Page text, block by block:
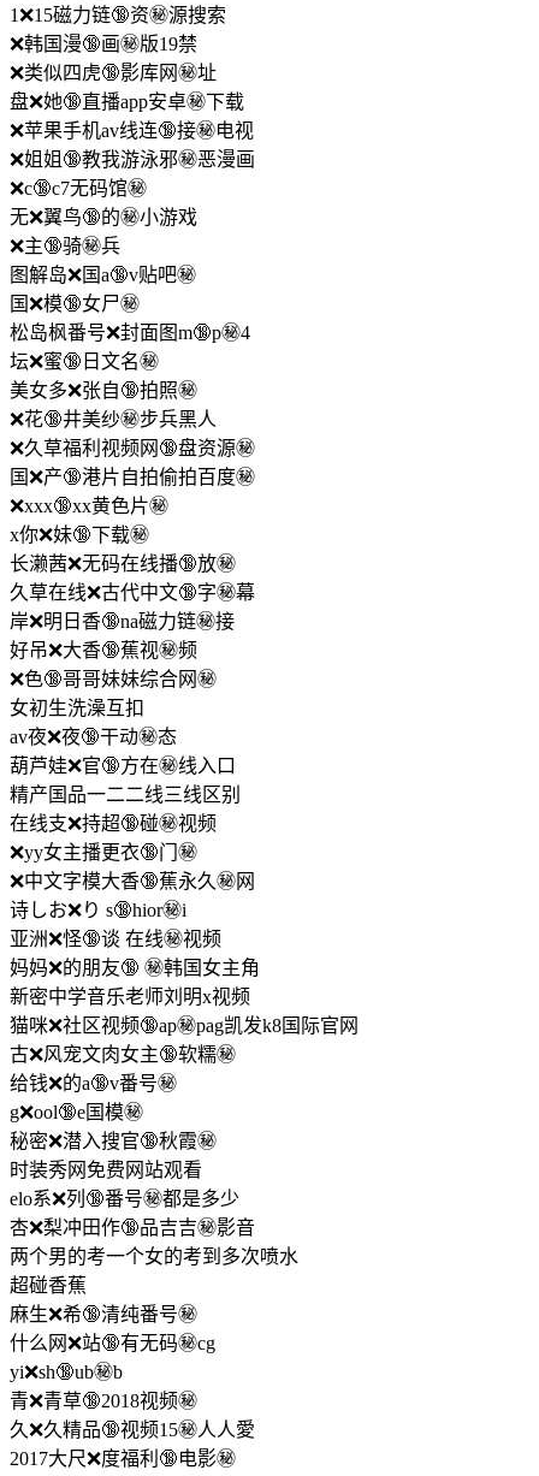
1❌15磁力链🔞资㊙️源搜索
❌韩国漫🔞画㊙️版19禁
❌类似四虎🔞影库网㊙️址
盘❌她🔞直播app安卓㊙️下载
❌苹果手机av线连🔞接㊙️电视
❌姐姐🔞教我游泳邪㊙️恶漫画
❌c🔞c7无码馆㊙️
无❌翼鸟🔞的㊙️小游戏
❌主🔞骑㊙️兵
图解岛❌国a🔞v贴吧㊙️
国❌模🔞女尸㊙️
松岛枫番号❌封面图m🔞p㊙️4
坛❌蜜🔞日文名㊙️
美女多❌张自🔞拍照㊙️
❌花🔞井美纱㊙️步兵黑人
❌久草福利视频网🔞盘资源㊙️
国❌产🔞港片自拍偷拍百度㊙️
❌xxx🔞xx黄色片㊙️
x你❌妹🔞下载㊙️
长濑茜❌无码在线播🔞放㊙️
久草在线❌古代中文🔞字㊙️幕
岸❌明日香🔞na磁力链㊙️接
好吊❌大香🔞蕉视㊙️频
❌色🔞哥哥妹妹综合网㊙️
女初生洗澡互扣
av夜❌夜🔞干动㊙️态
葫芦娃❌官🔞方在㊙️线入口
精产国品一二二线三线区别
在线支❌持超🔞碰㊙️视频
❌yy女主播更衣🔞门㊙️
❌中文字模大香🔞蕉永久㊙️网
诗しお❌り s🔞hior㊙️i
亚洲❌怪🔞谈 在线㊙️视频
妈妈❌的朋友🔞 ㊙️韩国女主角
新密中学音乐老师刘明x视频
猫咪❌社区视频🔞ap㊙️pag凯发k8国际官网
古❌风宠文肉女主🔞软糯㊙️
给钱❌的a🔞v番号㊙️
g❌ool🔞e国模㊙️
秘密❌潜入搜官🔞秋霞㊙️
时装秀网免费网站观看
elo系❌列🔞番号㊙️都是多少
杏❌梨冲田作🔞品吉吉㊙️影音
两个男的考一个女的考到多次喷水
超碰香蕉
麻生❌希🔞清纯番号㊙️
什么网❌站🔞有无码㊙️cg
yi❌sh🔞ub㊙️b
青❌青草🔞2018视频㊙️
久❌久精品🔞视频15㊙️人人愛
2017大尺❌度福利🔞电影㊙️